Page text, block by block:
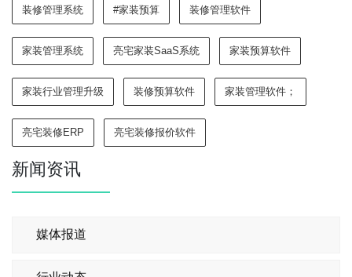
装修管理系统 #家装预算 装修管理软件
家装管理系统 亮宅家装SaaS系统 家装预算软件
家装行业管理升级 装修预算软件 家装管理软件；
亮宅装修ERP 亮宅装修报价软件
新闻资讯
媒体报道